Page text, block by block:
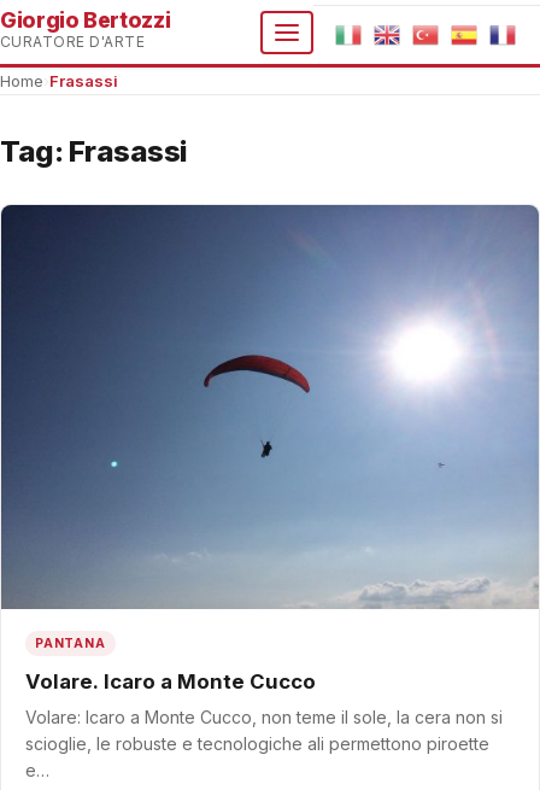
Giorgio Bertozzi
CURATORE D'ARTE
Home Frasassi
Tag: Frasassi
PANTANA
Volare. Icaro a Monte Cucco
Volare: Icaro a Monte Cucco, non teme il sole, la cera non si
scioglie, le robuste e tecnologiche ali permettono piroette
e…